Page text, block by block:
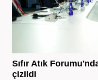
Sıfır Atık
çizildi